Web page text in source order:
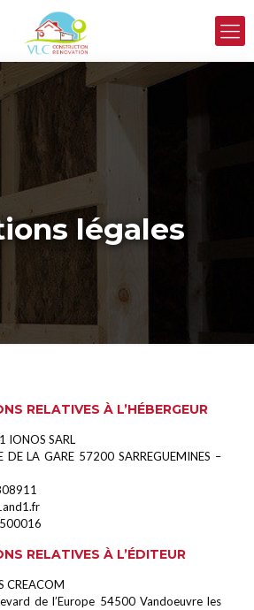
légales
RELATIVES À L’HÉBERGEUR
IONOS SARL
DE LA GARE 57200 SARREGUEMINES –
RELATIVES À L’ÉDITEUR
CREACOM
de l’Europe 54500 Vandoeuvre les